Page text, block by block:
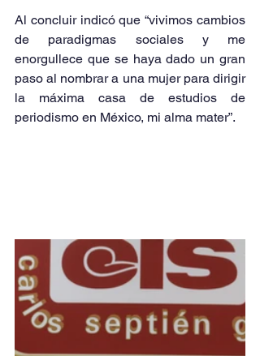
Al concluir indicó que “vivimos cambios
de paradigmas sociales y me
enorgullece que se haya dado un gran
paso al nombrar a una mujer para dirigir
la máxima casa de estudios de
periodismo en México, mi alma mater”.